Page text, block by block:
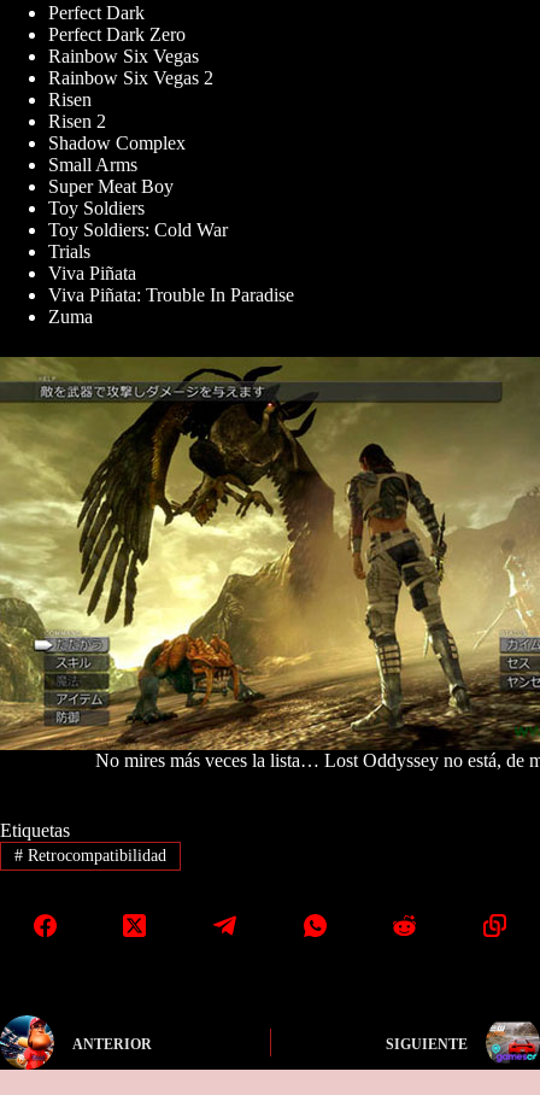
Perfect Dark
Perfect Dark Zero
Rainbow Six Vegas
Rainbow Six Vegas 2
Risen
Risen 2
Shadow Complex
Small Arms
Super Meat Boy
Toy Soldiers
Toy Soldiers: Cold War
Trials
Viva Piñata
Viva Piñata: Trouble In Paradise
Zuma
No mires más veces la lista… Lost Oddyssey no está, de
Etiquetas
#Retrocompatibilidad
ANTERIOR SIGUIENTE